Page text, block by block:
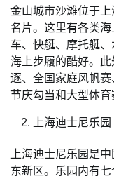
金山城市沙滩位于
名片。这里有各类
车、快艇、摩托艇
海上步履的酷好。
逐、全国家庭风帆
节庆勾当和大型体育
上海迪士尼乐园
上海迪士尼乐园是
东新区。乐园内有